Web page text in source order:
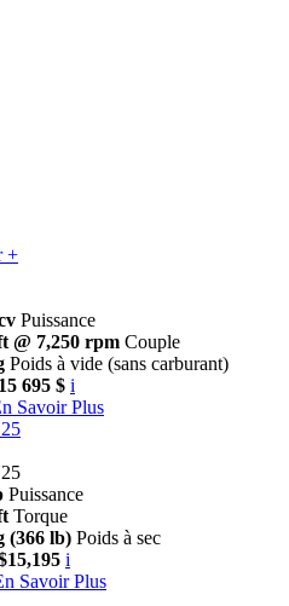
+
Puissance
@ 7,250 rpm Couple
Poids à vide (sans carburant)
695 $ i
Savoir Plus
Puissance
Torque
(366 lb) Poids à sec
i
Savoir Plus